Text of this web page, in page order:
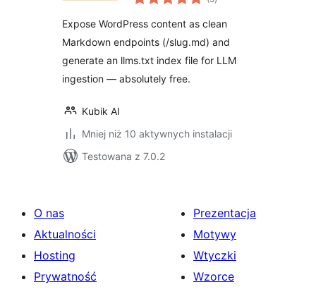
ocen
Expose WordPress content as clean
Markdown endpoints (/slug.md) and
generate an llms.txt index file for LLM
ingestion — absolutely free.
Kubik AI
Mniej niż 10 aktywnych instalacji
Testowana z 7.0.2
O nas
Aktualności
Hosting
Prywatność
Prezentacja
Motywy
Wtyczki
Wzorce